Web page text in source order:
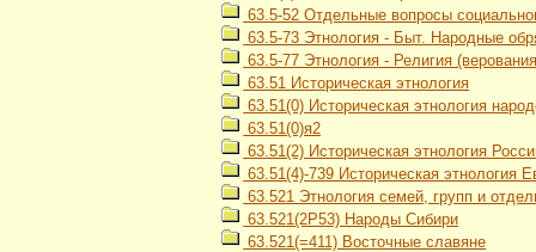
63.5-52 Отдельные вопросы
63.5-73 Этнология - Быт. Народные
63.5-77 Этнология - Религия
63.51 Историческая этнология
63.51(0) Историческая этнология
63.51(0)я2
63.51(2) Историческая этнология
63.51(4)-739 Историческая
63.521 Этнология семей, групп и
63.521(2Р53) Народы Сибири
63.521(=411) Восточные славяне